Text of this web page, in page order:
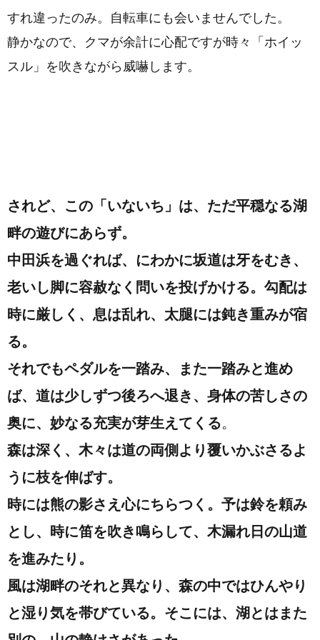
すれ違ったのみ。自転車にも会いませんでした。
静かなので、クマが余計に心配ですが時々「ホイッ
スル」を吹きながら威嚇します。
されど、この「いないち」は、ただ平穏なる湖
畔の遊びにあらず。
中田浜を過ぐれば、にわかに坂道は牙をむき、
老いし脚に容赦なく問いを投げかける。勾配は
時に厳しく、息は乱れ、太腿には鈍き重みが宿
る。
それでもペダルを一踏み、また一踏みと進め
ば、道は少しずつ後ろへ退き、身体の苦しさの
奥に、妙なる充実が芽生えてくる
森は深く、木々は道の両側より覆いかぶさるよ
うに枝を伸ばす。
時には熊の影さえ心にちらつく。予は鈴を頼み
とし、時に笛を吹き鳴らして、木漏れ日の山道
を進みたり。
風は湖畔のそれと異なり、森の中ではひんやり
と湿り気を帯びている。そこには、湖とはまた